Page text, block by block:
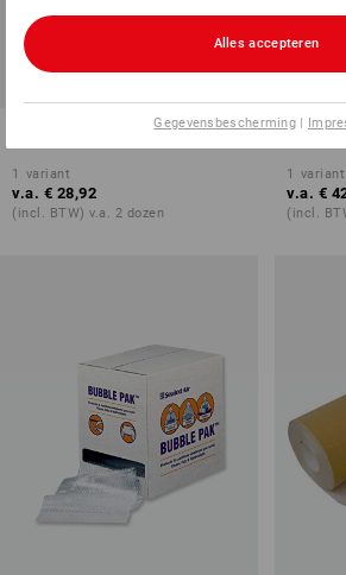
1 variant
v.a. € 28,92
(incl. BTW) v.a. 2 dozen
1 variant
v.a. €
(incl.
Alles accepteren
Gegevensbescherming |